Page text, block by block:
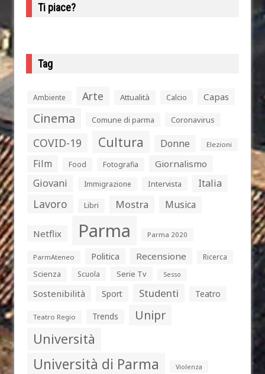
Ti piace?
Tag
Ambiente Arte Attualità Calcio Capas
Cinema Comune di parma Coronavirus
COVID-19 Cultura Donne Elezioni
Film Food Fotografia Giornalismo
Giovani Immigrazione Intervista Italia
Lavoro Libri Mostra Musica
Netflix Parma Parma 2020
ParmAteneo Politica Recensione
Ricerca
Scienza
Scuola Serie Tv Sesso
Sostenibilità Sport Studenti Teatro
Teatro Regio Trends Unipr
Università
Università di Parma Violenza